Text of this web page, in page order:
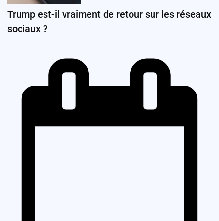
Trump est-il vraiment de retour sur les réseaux
sociaux ?